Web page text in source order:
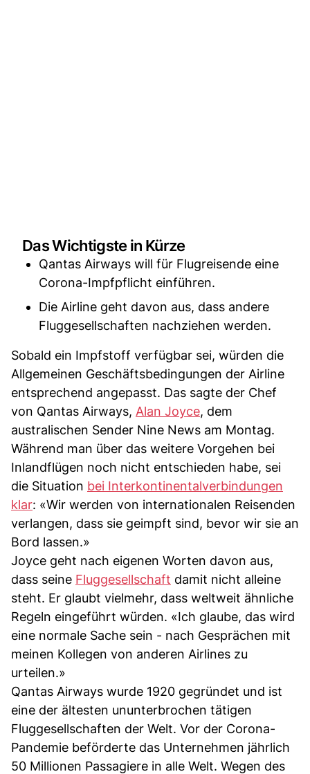
Das Wichtigste in Kürze
Qantas Airways will für Flugreisende eine
Corona-Impfpflicht einführen.
Die Airline geht davon aus, dass andere
Fluggesellschaften nachziehen werden.
Sobald ein Impfstoff verfügbar sei, würden die
Allgemeinen Geschäftsbedingungen der Airline
entsprechend angepasst. Das sagte der Chef
von Qantas Airways, Alan Joyce, dem
australischen Sender Nine News am Montag.
Während man über das weitere Vorgehen bei
Inlandflügen noch nicht entschieden habe, sei
die Situation bei Interkontinentalverbindungen
klar: «Wir werden von internationalen Reisenden
verlangen, dass sie geimpft sind, bevor wir sie an
Bord lassen.»
Joyce geht nach eigenen Worten davon aus,
dass seine Fluggesellschaft damit nicht alleine
steht. Er glaubt vielmehr, dass weltweit ähnliche
Regeln eingeführt würden. «Ich glaube, das wird
eine normale Sache sein - nach Gesprächen mit
meinen Kollegen von anderen Airlines zu
urteilen.»
Qantas Airways wurde 1920 gegründet und ist
eine der ältesten ununterbrochen tätigen
Fluggesellschaften der Welt. Vor der Corona-
Pandemie beförderte das Unternehmen jährlich
50 Millionen Passagiere in alle Welt. Wegen des